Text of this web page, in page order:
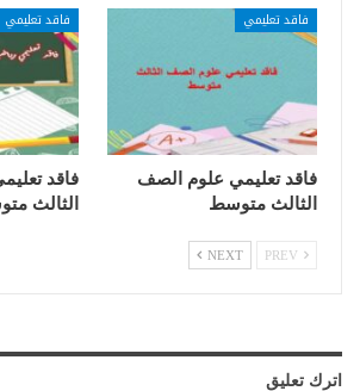
فاقد تعليمي
فاقد تعليمي علوم الصف
الثالث متوسط
فاقد تعليمي
فاقد
الثالث
NEXT
اترك تعليق